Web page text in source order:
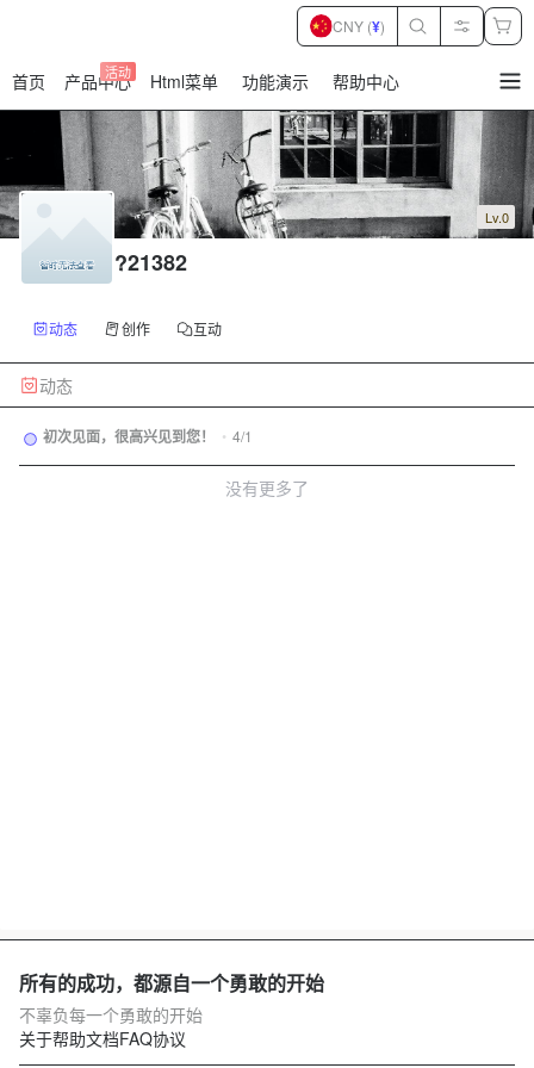
首页 产品中心
活动 Html菜单 功能演示 帮助中心
CNY (¥)
Lv.0
?21382
动态 创作 互动
动态
初次见面，很高兴见到您！ • 4/1
没有更多了
所有的成功，都源自一个勇敢的开始
不辜负每一个勇敢的开始
关于帮助文档FAQ协议